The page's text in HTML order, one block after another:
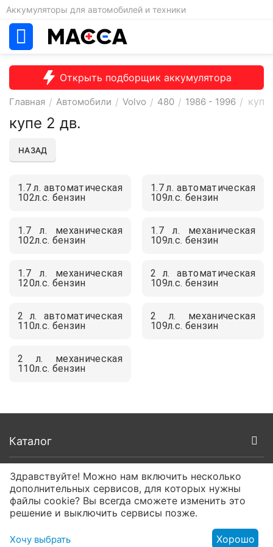
Аккумуляторы для автомобилей и техники
Открыть подборщик аккумулятора
Главная / Автомобили / Volvo / 480 / 1986 - 1996 /
купе 2 дв.
НАЗАД
1.7 л. автоматическая
102л.с. бензин
1.7 л. автоматическая
109л.с. бензин
1.7 л. механическая
102л.с. бензин
1.7 л. механическая
109л.с. бензин
1.7 л. механическая
120л.с. бензин
2 л. автоматическая
109л.с. бензин
2 л. автоматическая
110л.с. бензин
2 л. механическая
109л.с. бензин
2 л. механическая
110л.с. бензин
Каталог
Покупателям
О компании
Контакты
Здравствуйте! Можно нам включить несколько
дополнительных сервисов, для которых нужны
файлы cookie? Вы всегда сможете изменить это
решение и выключить сервисы позже.
Хочу выбрать Хорошо